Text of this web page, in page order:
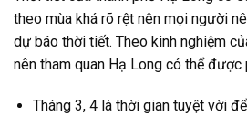
theo mùa khá rõ rệt nên mọi người
dự báo thời tiết. Theo kinh nghiệm
nên tham quan Hạ Long có thể được
Tháng 3, 4 là thời gian tuyệt vời